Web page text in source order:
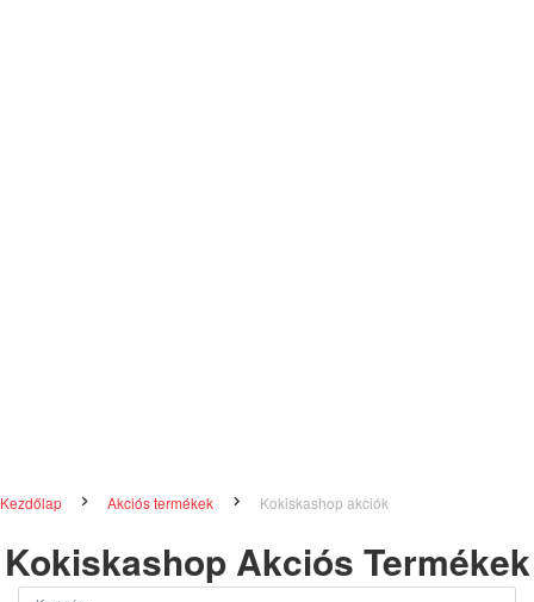
Kezdőlap Akciós termékek Kokiskashop akciók
Kokiskashop Akciós Termékek